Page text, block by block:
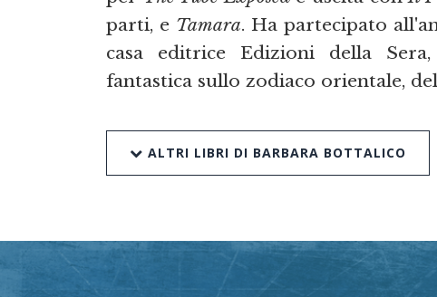
parti, e Tamara. Ha partecipato
casa editrice Edizioni della
fantastica sullo zodiaco orientale,
ALTRI LIBRI DI BARBARA BOTTALICO